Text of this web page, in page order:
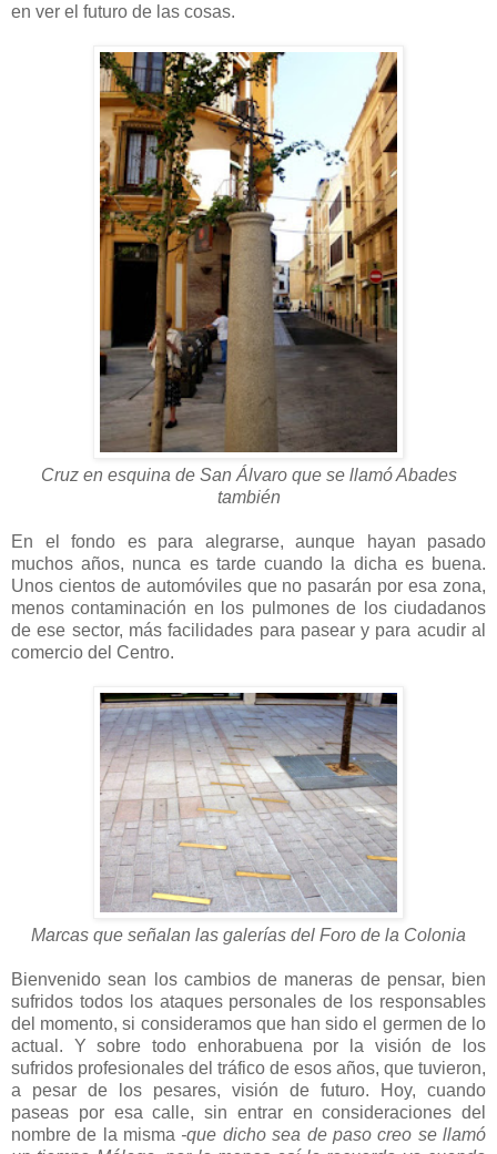
en ver el futuro de las cosas.
Cruz en esquina de San Álvaro que se llamó Abades
también
En el fondo es para alegrarse, aunque hayan pasado
muchos años, nunca es tarde cuando la dicha es buena.
Unos cientos de automóviles que no pasarán por esa zona,
menos contaminación en los pulmones de los ciudadanos
de ese sector, más facilidades para pasear y para acudir al
comercio del Centro.
Marcas que señalan las galerías del Foro de la Colonia
Bienvenido sean los cambios de maneras de pensar, bien
sufridos todos los ataques personales de los responsables
del momento, si consideramos que han sido el germen de lo
actual. Y sobre todo enhorabuena por la visión de los
sufridos profesionales del tráfico de esos años, que tuvieron,
a pesar de los pesares, visión de futuro. Hoy, cuando
paseas por esa calle, sin entrar en consideraciones del
nombre de la misma -que dicho sea de paso creo se llamó